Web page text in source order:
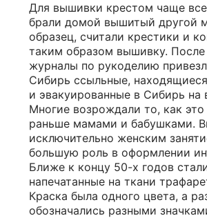
Для вышивки крестом чаще
брали домой вышитый другой
образец, считали крестики и
таким образом вышивку.
журналы по рукоделию
Сибирь ссыльные,
и эвакуированные в Сибирь на
Многие возрождали то, как это
раньше мамами и бабушками.
исключительно женским
большую роль в оформлении
Ближе к концу 50-х годов
напечатанные на ткани
Краска была одного цвета, а
обозначались разными